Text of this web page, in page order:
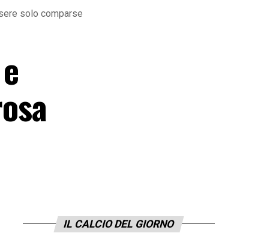
solo comparse
IL CALCIO DEL GIORNO